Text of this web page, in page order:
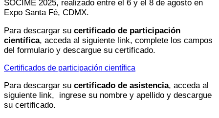
SOCIME 2025, realizado entre el 6 y el 8 de agosto en
Expo Santa Fé, CDMX.
Para descargar su certificado de participación
científica, acceda al siguiente link, complete los campos
del formulario y descargue su certificado.
Certificados de participación científica
Para descargar su certificado de asistencia, acceda al
siguiente link, ingrese su nombre y apellido y descargue
su certificado.